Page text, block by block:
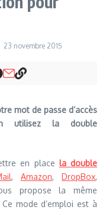
23 novembre 2015
mot de passe d’accès
utilisez la double
en place la double
, Amazon,DropBox,
propose la même
mode d’emploi est à